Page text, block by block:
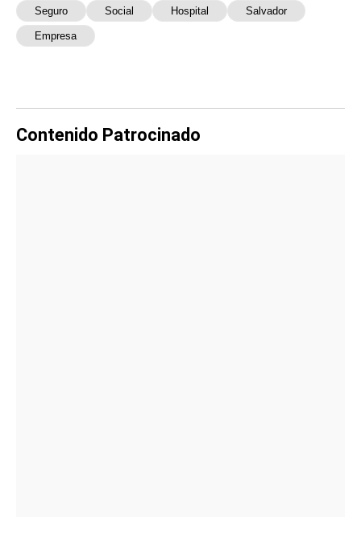
Seguro Social Hospital Salvador
Empresa
Contenido Patrocinado